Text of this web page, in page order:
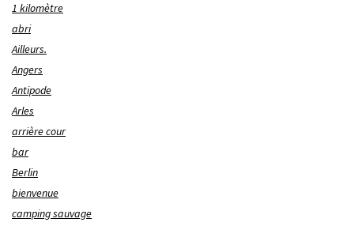
1 kilomètre
abri
Ailleurs.
Angers
Antipode
Arles
arrière cour
bar
Berlin
bienvenue
camping sauvage